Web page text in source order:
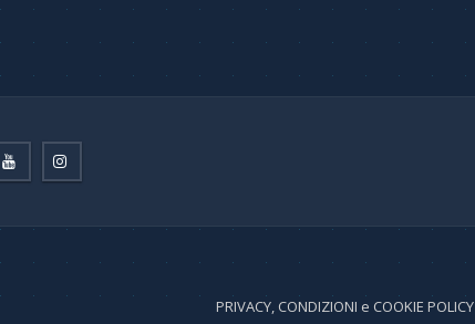
PRIVACY, CONDIZIONI e COOKIE POLICY